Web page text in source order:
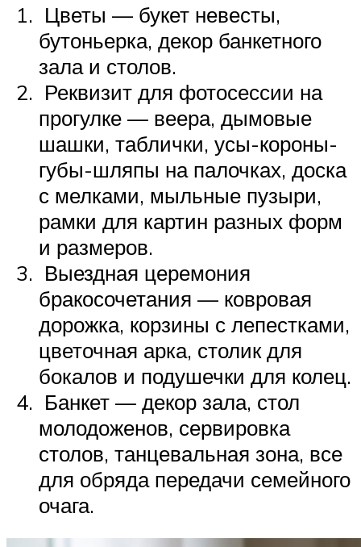
Цветы — букет невесты,
бутоньерка, декор банкетного
зала и столов.
Реквизит для фотосессии на
прогулке — веера, дымовые
шашки, таблички, усы-короны-
губы-шляпы на палочках, доска
с мелками, мыльные пузыри,
рамки для картин разных форм
и размеров.
Выездная церемония
бракосочетания — ковровая
дорожка, корзины с лепестками,
цветочная арка, столик для
бокалов и подушечки для колец.
Банкет — декор зала, стол
молодоженов, сервировка
столов, танцевальная зона, все
для обряда передачи семейного
очага.